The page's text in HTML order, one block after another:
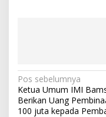
N
a
Pos sebelumnya
Ketua Umum IMI
Berikan Uang
100 juta kepada